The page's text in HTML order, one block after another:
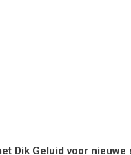
Dik Geluid voor nieuwe